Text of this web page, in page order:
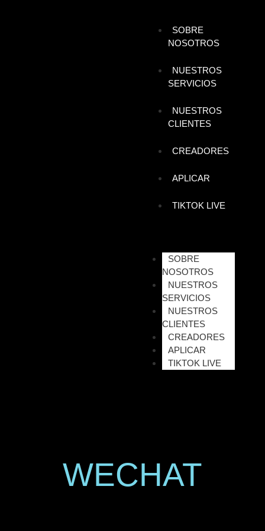
SOBRE
NOSOTROS
NUESTROS
SERVICIOS
NUESTROS
CLIENTES
CREADORES
APLICAR
TIKTOK LIVE
SOBRE
NOSOTROS
NUESTROS
SERVICIOS
NUESTROS
CLIENTES
CREADORES
APLICAR
TIKTOK LIVE
WECHAT